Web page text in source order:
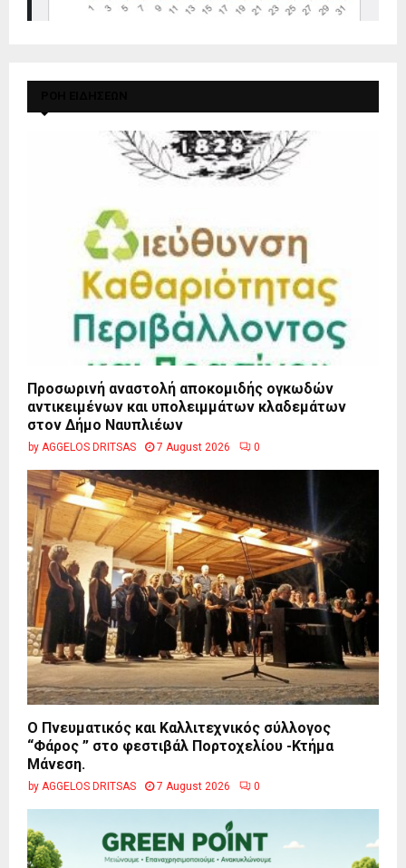
Προσωρινή αναστολή αποκομιδής ογκωδών
αντικειμένων και υπολειμμάτων κλαδεμάτων
στον Δήμο Ναυπλιέων
by AGGELOS DRITSAS 7 August 2026 0
Ο Πνευματικός και Καλλιτεχνικός σύλλογος
“Φάρος ” στο φεστιβάλ Πορτοχελίου -Κτήμα
Μάνεση.
by AGGELOS DRITSAS 7 August 2026 0